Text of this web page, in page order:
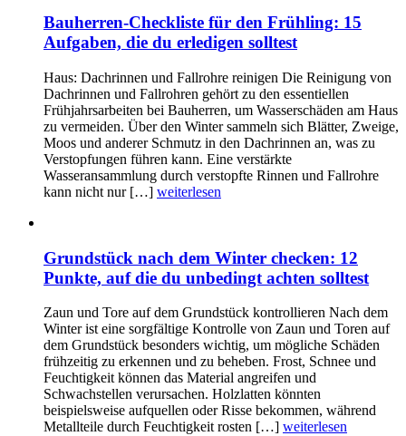
Bauherren-Checkliste für den Frühling: 15
Aufgaben, die du erledigen solltest
Haus: Dachrinnen und Fallrohre reinigen Die Reinigung von
Dachrinnen und Fallrohren gehört zu den essentiellen
Frühjahrsarbeiten bei Bauherren, um Wasserschäden am Haus
zu vermeiden. Über den Winter sammeln sich Blätter, Zweige,
Moos und anderer Schmutz in den Dachrinnen an, was zu
Verstopfungen führen kann. Eine verstärkte
Wasseransammlung durch verstopfte Rinnen und Fallrohre
kann nicht nur […] weiterlesen
Grundstück nach dem Winter checken: 12
Punkte, auf die du unbedingt achten solltest
Zaun und Tore auf dem Grundstück kontrollieren Nach dem
Winter ist eine sorgfältige Kontrolle von Zaun und Toren auf
dem Grundstück besonders wichtig, um mögliche Schäden
frühzeitig zu erkennen und zu beheben. Frost, Schnee und
Feuchtigkeit können das Material angreifen und
Schwachstellen verursachen. Holzlatten könnten
beispielsweise aufquellen oder Risse bekommen, während
Metallteile durch Feuchtigkeit rosten […] weiterlesen